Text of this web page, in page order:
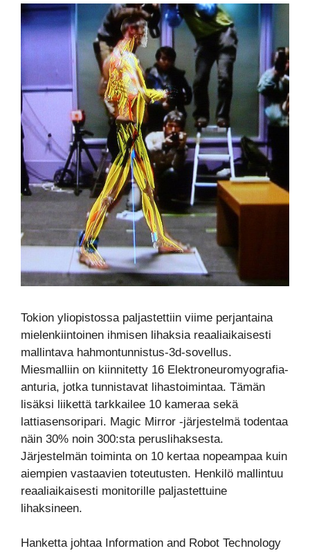
Tokion yliopistossa paljastettiin viime perjantaina
mielenkiintoinen ihmisen lihaksia reaaliaikaisesti
mallintava hahmontunnistus-3d-sovellus.
Miesmalliin on kiinnitetty 16 Elektroneuromyografia-
anturia, jotka tunnistavat lihastoimintaa. Tämän
lisäksi liikettä tarkkailee 10 kameraa sekä
lattiasensoripari. Magic Mirror -järjestelmä todentaa
näin 30% noin 300:sta peruslihaksesta.
Järjestelmän toiminta on 10 kertaa nopeampaa kuin
aiempien vastaavien toteutusten. Henkilö mallintuu
reaaliaikaisesti monitorille paljastettuine
lihaksineen.
Hanketta johtaa Information and Robot Technology